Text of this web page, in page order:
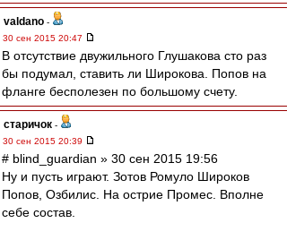
valdano -
30 сен 2015 20:47
В отсутствие двужильного Глушакова сто раз
бы подумал, ставить ли Широкова. Попов на
фланге бесполезен по большому счету.
старичок -
30 сен 2015 20:39
# blind_guardian » 30 сен 2015 19:56
Ну и пусть играют. Зотов Ромуло Широков
Попов, Озбилис. На острие Промес. Вполне
себе состав.